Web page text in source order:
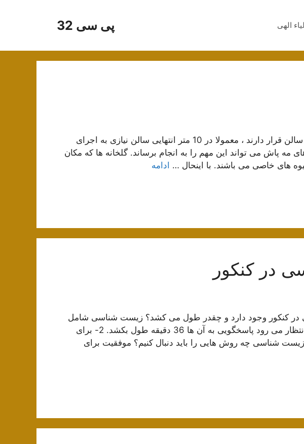
پی سی 32 الهی
در سیستم تونلی که فن ها در انتهای سالن قرار دارند ، معمولا در 10 متر انتهایی سالن نیازی به اجرای
پاش می تواند این مهم را به انجام برساند. گلخانه ها که مکان
های خاصی می باشند. با اینحال … ادامه
در کنکور
کنکور وجود دارد و چقدر طول می کشد؟ زیست شناسی شامل
50 سوال کنکور سراسری است که انتظار می رود پاسخگویی به آن ها 36 دقیقه طول بکشد. 2- برای
شناسی چه روش هایی را باید دنبال کنیم؟ موفقیت برای